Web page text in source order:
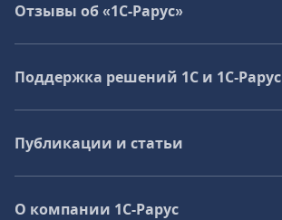
Отзывы об «1С-Рарус»
Поддержка решений 1С и 1С‑Рарус
Публикации и статьи
О компании 1C-Рарус